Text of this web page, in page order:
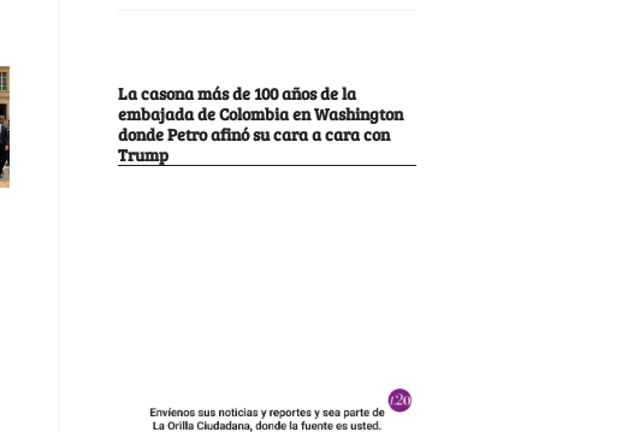
La casona más de 100 años de la
embajada de Colombia en Washington
donde Petro afinó su cara a cara con
Trump